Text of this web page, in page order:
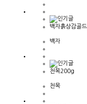
백자흙상감골
백자
천목200g
천목